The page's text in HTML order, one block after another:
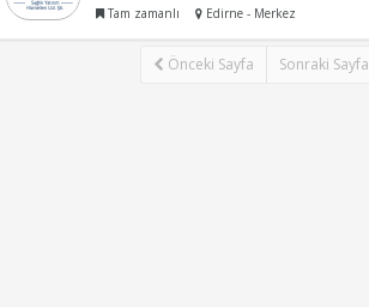
Tam zamanlı
Edirne - Merkez
Önceki Sayfa Sonraki Sayfa